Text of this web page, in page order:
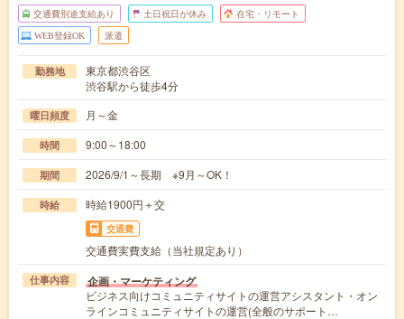
交通費別途支給あり 土日祝日が休み 在宅・リモート
WEB登録OK 派遣
勤務地
東京都渋谷区
渋谷駅から徒歩4分
曜日頻度 月～金
時間 9:00～18:00
期間 2026/9/1～長期 ※9月～OK！
時給 時給1900円＋交
交通費
交通費実費支給（当社規定あり）
仕事内容 企画・マーケティング
ビジネス向けコミュニティサイトの運営アシスタント・オン
ラインコミュニティサイトの運営(全般のサポート…